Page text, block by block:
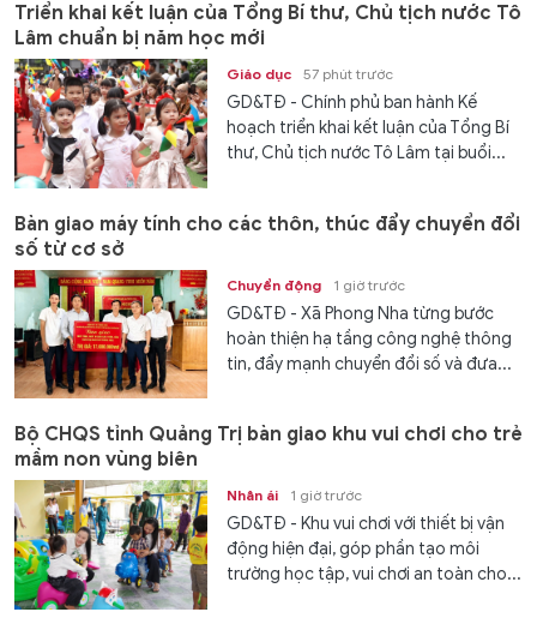
Triển khai kết luận của Tổng Bí thư, Chủ tịch nước Tô
Lâm chuẩn bị năm học mới
Giáo dục 57 phút trước
GD&TĐ - Chính phủ ban hành Kế
hoạch triển khai kết luận của Tổng Bí
thư, Chủ tịch nước Tô Lâm tại buổi...
Bàn giao máy tính cho các thôn, thúc đẩy chuyển đổi
số từ cơ sở
Chuyển động 1 giờ trước
GD&TĐ - Xã Phong Nha từng bước
hoàn thiện hạ tầng công nghệ thông
tin, đẩy mạnh chuyển đổi số và đưa...
Bộ CHQS tỉnh Quảng Trị bàn giao khu vui chơi cho trẻ
mầm non vùng biên
Nhân ái 1 giờ trước
GD&TĐ - Khu vui chơi với thiết bị vận
động hiện đại, góp phần tạo môi
trường học tập, vui chơi an toàn cho...